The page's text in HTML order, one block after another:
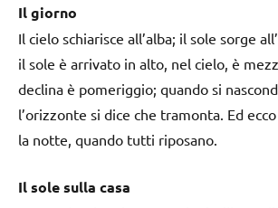
Il giorno
Il cielo schiarisce all’alba; il sole sorge
il sole è arrivato in alto, nel cielo, è
declina è pomeriggio; quando si
l’orizzonte si dice che tramonta. Ed
la notte, quando tutti riposano.
Il sole sulla casa